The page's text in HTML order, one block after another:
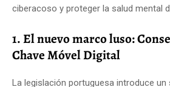
ciberacoso y proteger la salud mental
1. El nuevo marco luso:
Chave Móvel Digital
La legislación portuguesa introduce